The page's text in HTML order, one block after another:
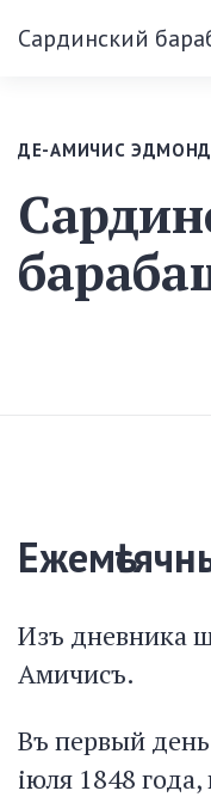
Сардинский
ДЕ-АМИЧИС
Изъ дневника
Амичисъ.
Въ первый
іюля 1848